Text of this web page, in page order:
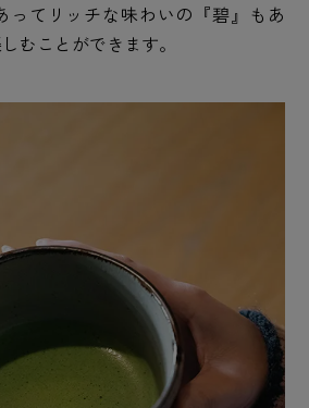
ってリッチな味わいの『碧』もあ
むことができます。